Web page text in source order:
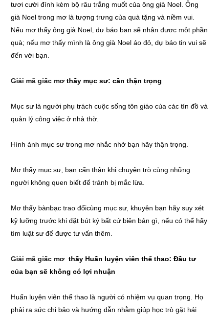
tươi cười đính kèm bộ râu trắng muốt của ông già Noel. Ông
già Noel trong mơ là tượng trưng của quà tặng và niềm vui.
Nếu mơ thấy ông già Noel, dự báo bạn sẽ nhận được một phần
quà; nếu mơ thấy mình là ông già Noel áo đỏ, dự báo tin vui sẽ
đến với bạn.
Giải mã giấc mơthấy mục sư: cần thận trọng
Mục sư là người phụ trách cuộc sống tôn giáo của các tín đồ và
quản lý công việc ở nhà thờ.
Hình ảnh mục sư trong mơ nhắc nhở bạn hãy thận trọng.
Mơ thấy mục sư, bạn cẩn thận khi chuyện trò cùng những
người không quen biết để tránh bị mắc lừa.
Mơ thấy bànbạc trao đổicùng mục sư, khuyên bạn hãy suy xét
kỹ lưỡng trước khi đặt bút ký bất cứ biên bản gì, nếu có thể hãy
tìm luật sư để được tư vấn thêm.
Giải mã giấc mơ thấy Huấn luyện viên thể thao: Đầu tư
của bạn sẽ không có lợi nhuận
Huấn luyện viên thể thao là người có nhiệm vụ quan trọng. Họ
phải ra sức chỉ bảo và hướng dẫn nhằm giúp học trò gặt hái